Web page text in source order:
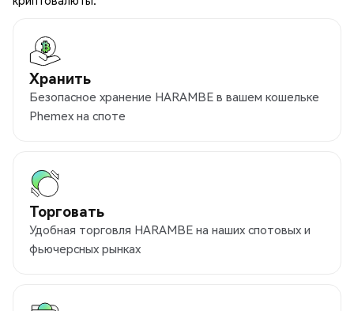
Хранить
Безопасное хранение HARAMBE в вашем кошельке
Phemex на споте
Торговать
Удобная торговля HARAMBE на наших спотовых и
фьючерсных рынках